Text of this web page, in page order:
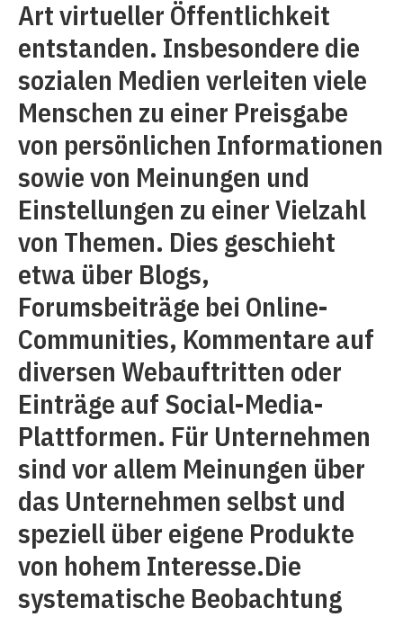
Art virtueller Öffentlichkeit
entstanden. Insbesondere die
sozialen Medien verleiten viele
Menschen zu einer Preisgabe
von persönlichen Informationen
sowie von Meinungen und
Einstellungen zu einer Vielzahl
von Themen. Dies geschieht
etwa über Blogs,
Forumsbeiträge bei Online-
Communities, Kommentare auf
diversen Webauftritten oder
Einträge auf Social-Media-
Plattformen. Für Unternehmen
sind vor allem Meinungen über
das Unternehmen selbst und
speziell über eigene Produkte
von hohem Interesse.Die
systematische Beobachtung